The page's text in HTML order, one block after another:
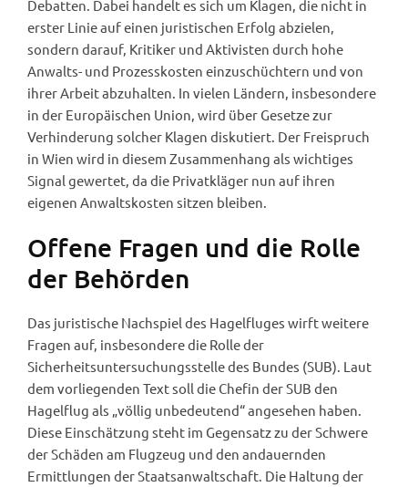
Debatten. Dabei handelt es sich um Klagen, die nicht in
erster Linie auf einen juristischen Erfolg abzielen,
sondern darauf, Kritiker und Aktivisten durch hohe
Anwalts- und Prozesskosten einzuschüchtern und von
ihrer Arbeit abzuhalten. In vielen Ländern, insbesondere
in der Europäischen Union, wird über Gesetze zur
Verhinderung solcher Klagen diskutiert. Der Freispruch
in Wien wird in diesem Zusammenhang als wichtiges
Signal gewertet, da die Privatkläger nun auf ihren
eigenen Anwaltskosten sitzen bleiben.
Offene Fragen und die Rolle
der Behörden
Das juristische Nachspiel des Hagelfluges wirft weitere
Fragen auf, insbesondere die Rolle der
Sicherheitsuntersuchungsstelle des Bundes (SUB). Laut
dem vorliegenden Text soll die Chefin der SUB den
Hagelflug als „völlig unbedeutend“ angesehen haben.
Diese Einschätzung steht im Gegensatz zu der Schwere
der Schäden am Flugzeug und den andauernden
Ermittlungen der Staatsanwaltschaft. Die Haltung der